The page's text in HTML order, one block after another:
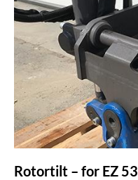
Rotortilt – for EZ 53